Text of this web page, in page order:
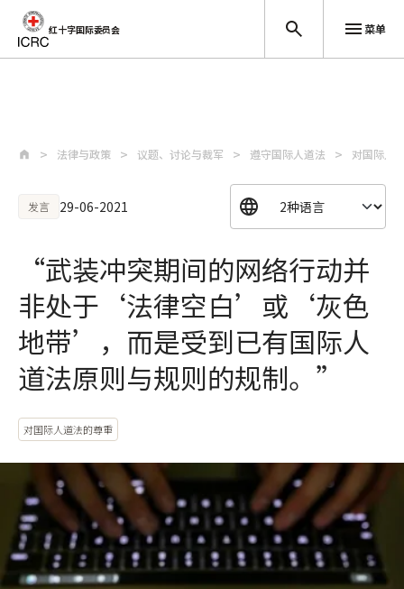
红十字国际委员会 菜单
法律与政策 议题、讨论与裁军 遵守国际人道法 对国际人
发言 29-06-2021
“武装冲突期间的网络行动并
非处于‘法律空白’或‘灰色
地带’，而是受到已有国际人
道法原则与规则的规制。”
对国际人道法的尊重